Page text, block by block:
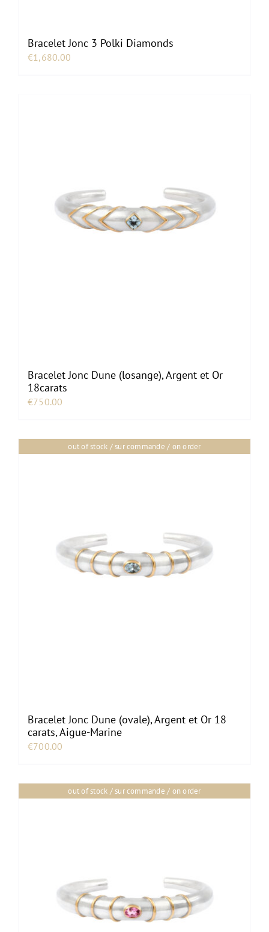
Bracelet Jonc 3 Polki Diamonds
€1,680.00
Bracelet Jonc Dune (losange), Argent et Or
18carats
€750.00
out of stock / sur commande / on order
Bracelet Jonc Dune (ovale), Argent et Or 18
carats, Aigue-Marine
€700.00
out of stock / sur commande / on order